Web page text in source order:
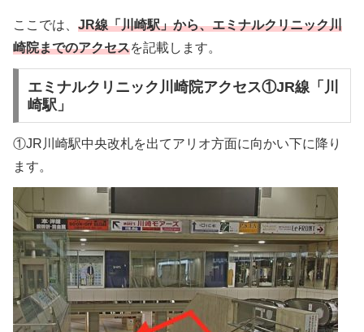
ここでは、 JR線「川崎駅」から、エミナルクリニック川
崎院までのアクセスを記載します。
エミナルクリニック川崎院アクセス①JR線「川
崎駅」
①JR川崎駅中央改札を出てアリオ方面に向かい下に降り
ます。